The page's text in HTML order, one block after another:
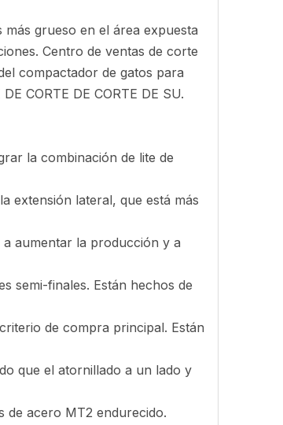
grueso en el área expuesta
Centro de ventas de corte
compactador de gatos para
CORTE DE CORTE DE SU.
la combinación de lite de
extensión lateral, que está más
aumentar la producción y a
semi-finales. Están hechos de
de compra principal. Están
que el atornillado a un lado y
de acero MT2 endurecido.